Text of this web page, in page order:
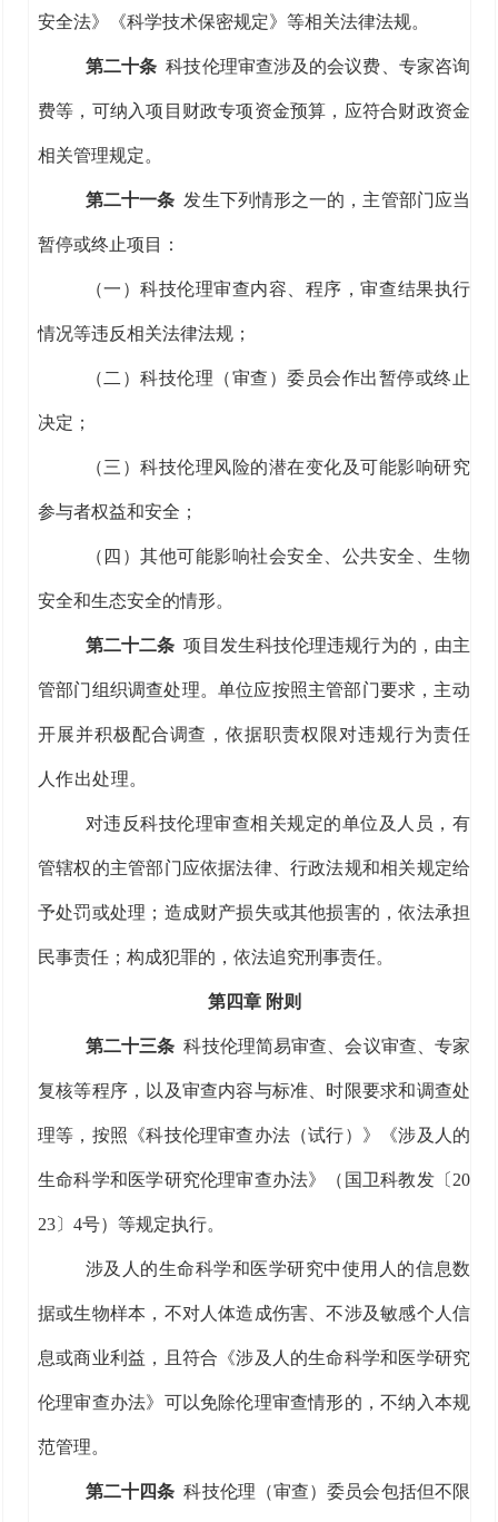
安全法》《科学技术保密规定》等相关法律法规。
第二十条 科技伦理审查涉及的会议费、专家咨询
费等，可纳入项目财政专项资金预算， 应符合财政资金
相关管理规定。
第二十一条 发生下列情形之一的，主管部门应当
暂停或终止项目：
（一）科技伦理审查内容 程序 ，审查结果执行
情况等违反相关法律法规；
（二）科技伦理（审查）委员会作出暂停或终止
决定；
（三）科技伦理风险的潜在变化及可能影响研究
参与者权益和安全；
（四）其他可能影响社会安全、公共安全、生物
安全和生态安全的情形。
第二十二条 项目发生科技伦理违规行为的，由主
管部门组织调查处理。 单位应按照主管部门要求，主动
开展并积极配合调查，依据职责权限对违规行为责任
人作出处理。
对违反科技伦理审查相关规定的单位及人员，有
管辖权的主管部门应依据法律、行政法规和相关规定给
予处罚或处理；造成财产损失或其他损害的，依法承担
民事责任；构成犯罪的，依法追究刑事责任。
第四章 附则
第二十三条 科技伦理简易审查 、会议审查、专家
复核等程序 ，以及审查内容与标准 、时限要求和调查处
理等，按照 《科技伦理审查办法（试行）》《涉及人的
生命科学和医学研究伦理审查办法》 （国卫科教发〔 20
23〕 4号） 等规定执行。
涉及人的生命科学和医学研究中使用人的信息数
据或生物样本，不对人体造成伤害、不涉及敏感个人信
息或商业利益， 且符合《涉及人的生命科学和医学研究
伦理审查办法》 可以免除伦理审查情形的，不纳入本规
范管理。
第二十四条 科技伦理（审查）委员会包括但不限